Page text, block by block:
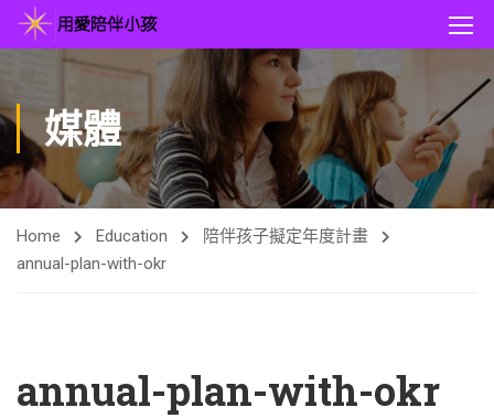
媒體
Home Education
陪伴孩子擬定年度計畫
annual-plan-with-okr
annual-plan-with-okr